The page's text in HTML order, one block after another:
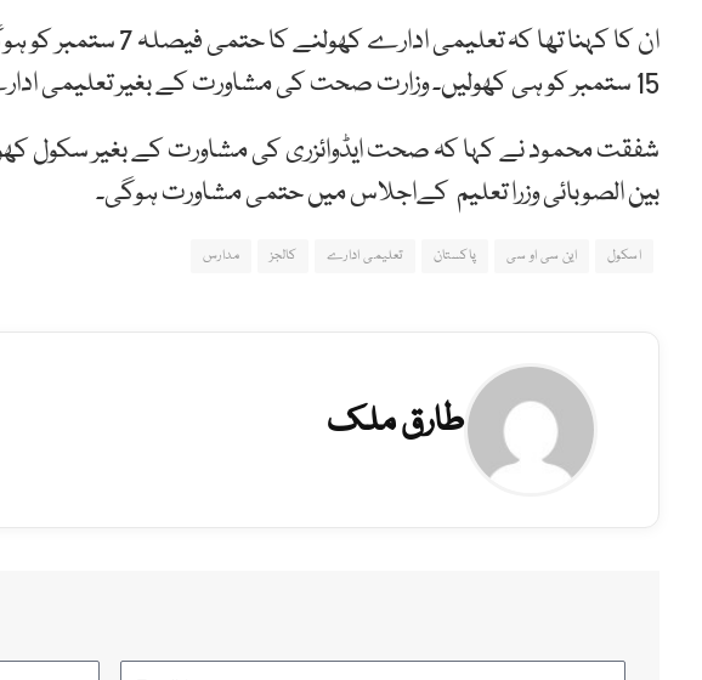
ان کا کہنا تھا کہ
15 ستمبر کو ہی کھولیں۔ وزارت صحت کی مشاورت کے بغیر تعلیمی ادارے کھولنے کا حتمی فیصلہ نا ممکن ہے۔
شفقت محمود نے کہا کہ صحت ایڈوائزری کی مشاورت کے بغیر سکول
بین الصوبائی وزرا تعلیم کےاجلاس میں حتمی مشاورت ہوگی۔
اسکول این سی او سی پاکستان تعلیمی ادارے کالجز مدارس
طارق ملک